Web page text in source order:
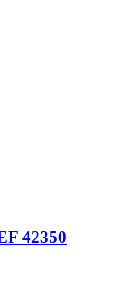
42350